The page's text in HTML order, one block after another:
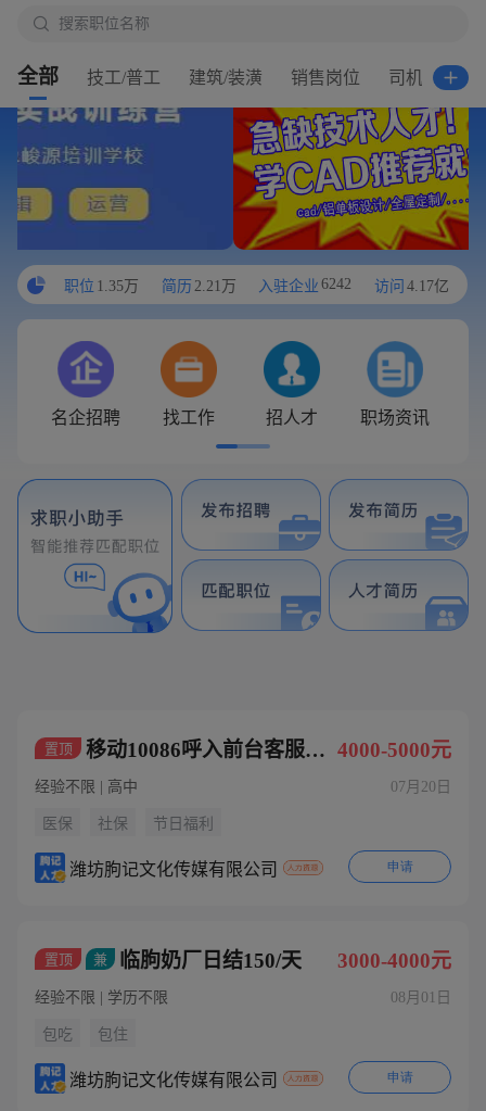
 搜索职位名称
职位 1.35万 简历 2.21万 入驻企业 6242 访问 4.17亿
名企招聘 找工作 招人才 职场资讯
 搜索职位名称
全部 技工/普工 建筑/装潢 销售岗位 司机/交通
置顶 移动10086呼入前台客服招聘：客服代表30名。 4000-5000元
经验不限 | 高中 07月20日
医保 社保 节日福利
潍坊朐记文化传媒有限公司 申请
置顶 兼 临朐奶厂日结150/天 3000-4000元
经验不限 | 学历不限 08月01日
包吃 包住
潍坊朐记文化传媒有限公司 申请